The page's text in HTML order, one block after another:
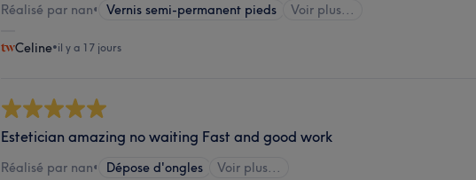
Réalisé par nan• Vernis semi-permanent pieds Voir plus...
Celine•il y a 17 jours
Estetician amazing no waiting Fast and good work
Réalisé par nan• Dépose d'ongles Voir plus...